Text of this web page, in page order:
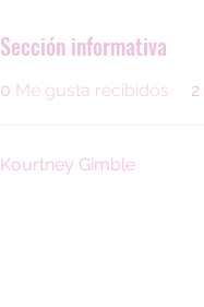
Sección informativa
0 Me gusta recibidos 2
Kourtney Gimble